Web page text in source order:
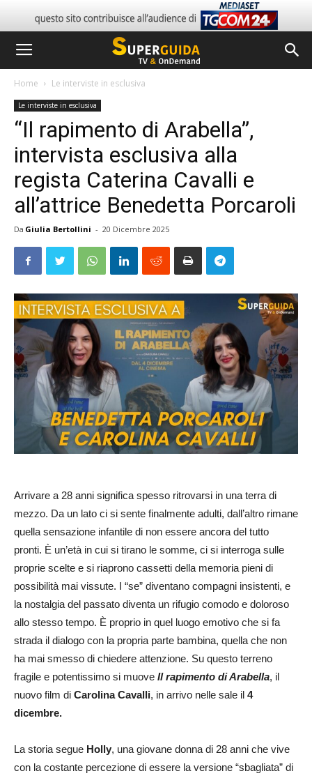
Home Le interviste in esclusiva
Le interviste in esclusiva
“Il rapimento di Arabella”,
intervista esclusiva alla
regista Caterina Cavalli e
all’attrice Benedetta Porcaroli
Da Giulia Bertollini - 20 Dicembre 2025
Arrivare a 28 anni significa spesso ritrovarsi in una terra di
mezzo. Da un lato ci si sente finalmente adulti, dall’altro rimane
quella sensazione infantile di non essere ancora del tutto
pronti. È un’età in cui si tirano le somme, ci si interroga sulle
proprie scelte e si riaprono cassetti della memoria pieni di
possibilità mai vissute. I “se” diventano compagni insistenti, e
la nostalgia del passato diventa un rifugio comodo e doloroso
allo stesso tempo. È proprio in quel luogo emotivo che si fa
strada il dialogo con la propria parte bambina, quella che non
ha mai smesso di chiedere attenzione. Su questo terreno
fragile e potentissimo si muove Il rapimento di Arabella, il
nuovo film di Carolina Cavalli, in arrivo nelle sale il 4
dicembre.
La storia segue Holly, una giovane donna di 28 anni che vive
con la costante percezione di essere la versione “sbagliata” di